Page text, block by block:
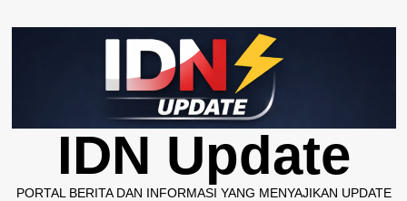
to
IDN Update
PORTAL BERITA DAN INFORMASI YANG MENYAJIKAN UPDATE